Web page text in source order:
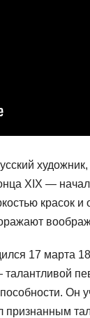
XIX —
красок
17 марта
Он
признанным